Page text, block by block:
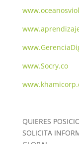
www.Socry.co
QUIERES
SOLICITA